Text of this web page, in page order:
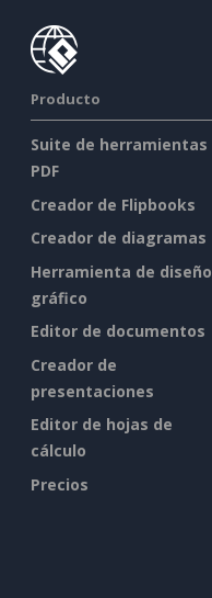
Producto
Suite de herramientas
PDF
Creador de Flipbooks
Creador de diagramas
Herramienta de diseño
gráfico
Editor de documentos
Creador de
presentaciones
Editor de hojas de
cálculo
Precios